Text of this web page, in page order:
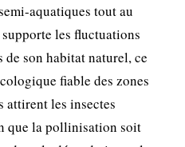
aquatiques tout au
les fluctuations
son habitat naturel, ce
fiable des zones
attirent les insectes
que la pollinisation soit